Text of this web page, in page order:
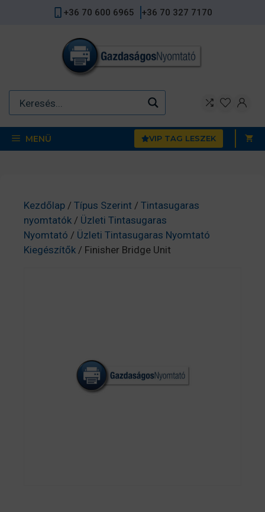
+36 70 600 6965 +36 70 327 7170
MENÜ VIP TAG LESZEK
Kezdőlap / Típus Szerint / Tintasugaras
nyomtatók / Üzleti Tintasugaras
Nyomtató / Üzleti Tintasugaras Nyomtató
Kiegészítők / Finisher Bridge Unit